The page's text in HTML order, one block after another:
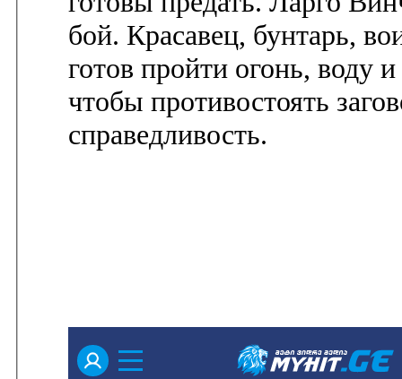
бой. Красавец, бунтарь,
готов пройти огонь, воду
чтобы противостоять
справедливость.